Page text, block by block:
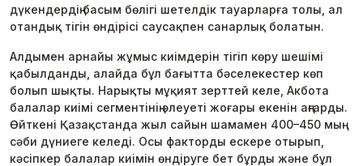
дүкендердің басым бөлігі шетелдік тауарларға толы, ал
отандық тігін өндірісі саусақпен санарлық болатын.
Алдымен арнайы жұмыс киімдерін тігіп көру шешімі
қабылданды, алайда бұл бағытта бәселекестер көп
болып шықты. Нарықты мұқият зерттей келе, Акбота
балалар киімі сегментінің әлеуеті жоғары екенін аңғарды.
Өйткені Қазақстанда жыл сайын шамамен 400–450 мың
сәби дүниеге келеді. Осы факторды ескере отырып,
кәсіпкер балалар киімін өндіруге бет бұрды және бұл